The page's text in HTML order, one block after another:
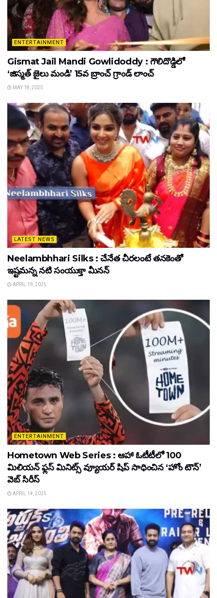
ENTERTAINMENT
Gismat Jail Mandi Gowlidoddy : గౌలిదొడ్డిలో
‘జిస్మత్ జైలు మండి’ 15వ బ్రాంచ్ గ్రాండ్ లాంచ్
MAY 18, 2025
LATEST NEWS
Neelambhhari Silks : చేనేత చీరలంటే తనకెంతో
ఇష్టమన్న నటి సంయుక్తా మీనన్‌
APRIL 19, 2025
ENTERTAINMENT
Hometown Web Series : ఆహా ఓటీటీలో 100
మిలియన్ ఫ్లస్ మినిట్స్ వ్యూయర్ షిప్ సాధించిన ‘హోం టౌన్’
వెబ్ సిరీస్
APRIL 14, 2025